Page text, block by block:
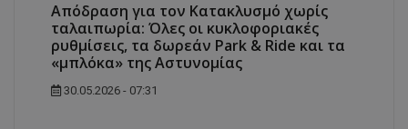
Απόδραση για τον Κατακλυσμό χωρίς
ταλαιπωρία: Όλες οι κυκλοφοριακές
ρυθμίσεις, τα δωρεάν Park & Ride και τα
«μπλόκα» της Αστυνομίας
30.05.2026 - 07:31
ASP.NET_SessionId